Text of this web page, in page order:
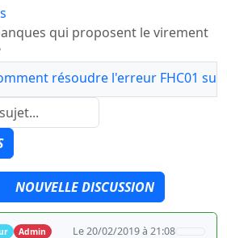
qui proposent le virement
résoudre l'erreur FHC01 sur
NOUVELLE DISCUSSION
Admin Le 20/02/2019 à 21:08